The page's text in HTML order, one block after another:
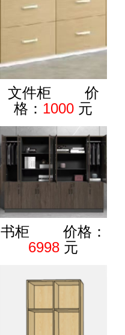
文件柜 价
格： 1000 元
书柜 价格：
6998 元